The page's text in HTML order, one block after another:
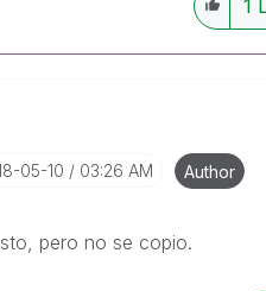
1
05-10 03:26 AM Author
pero no se copio.